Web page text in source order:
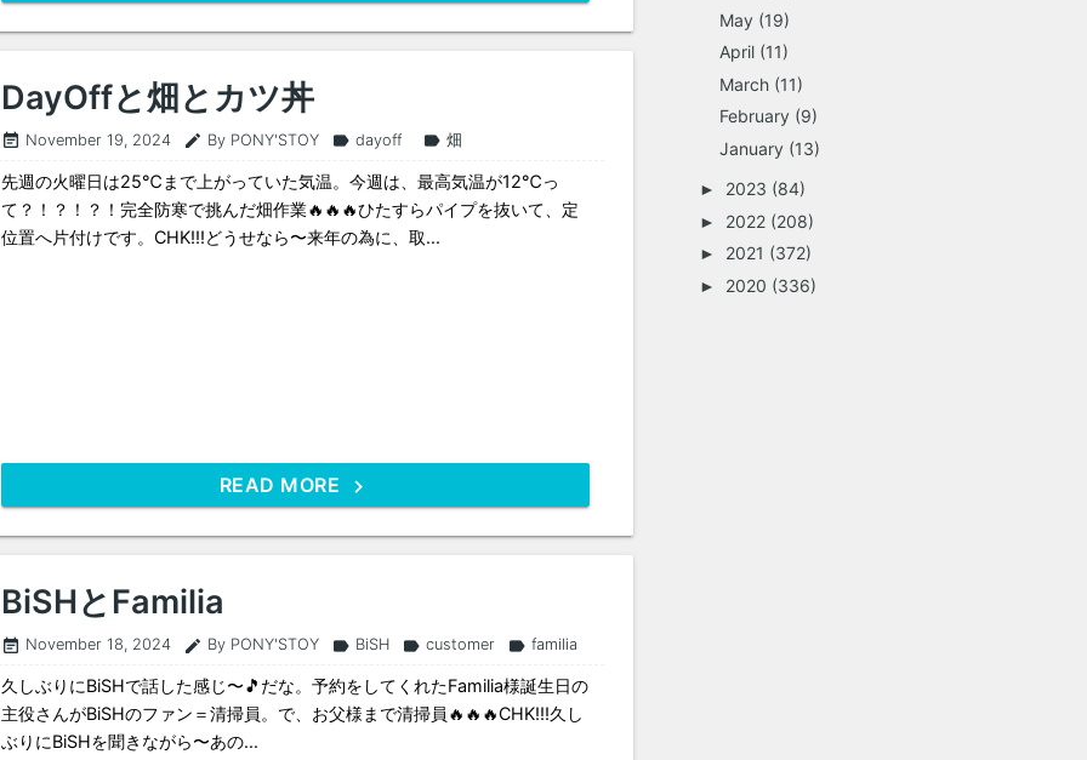
DayOffと畑とカツ丼
event_note November 19, 2024 edit By PONY'STOY label dayoff label 畑
先週の火曜日は25℃まで上がっていた気温。今週は、最高気温が12℃っ
て？！？！？！完全防寒で挑んだ畑作業🔥🔥🔥ひたすらパイプを抜いて、定
位置へ片付けです。CHK!!!どうせなら〜来年の為に、取...
READ MORE
BiSHとFamilia
event_note November 18, 2024 edit By PONY'STOY label BiSH label customer label familia
久しぶりにBiSHで話した感じ〜🎵だな。予約をしてくれたFamilia様誕生日の
主役さんがBiSHのファン＝清掃員。で、お父様まで清掃員🔥🔥🔥CHK!!!久し
ぶりにBiSHを聞きながら〜あの...
May (19)
April (11)
March (11)
February (9)
January (13)
► 2023 (84)
► 2022 (208)
► 2021 (372)
► 2020 (336)